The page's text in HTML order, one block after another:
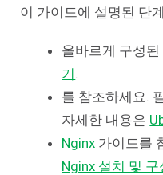
이 가이드에 설명된 단
올바르게 구성된
기
를 참조하세요.
자세한 내용은
Nginx 가이드를
Nginx 설치 및 구